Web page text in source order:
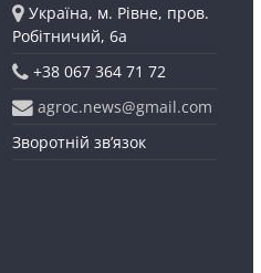
Україна, м. Рівне, пров.
Робітничий, 6а
+38 067 364 71 72
agroc.news@gmail.com
Зворотній зв’язок